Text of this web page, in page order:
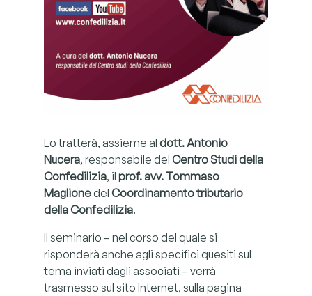
Lo tratterà, assieme al dott. Antonio
Nucera, responsabile del Centro Studi della
Confedilizia, il prof. avv. Tommaso
Maglionedel Coordinamento tributario
della Confedilizia.
Il seminario – nel corso del quale si
risponderà anche agli specifici quesiti sul
tema inviati dagli associati – verrà
trasmesso sul sito Internet, sulla pagina